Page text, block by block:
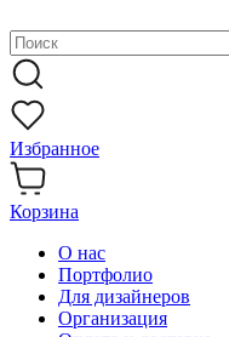
Избранное
Корзина
О нас
Портфолио
Для дизайнеров
Организация